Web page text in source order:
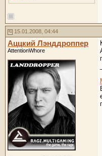
15.01.2008, 04:44
Аццкий Лэнддроппер
AttentionWhore